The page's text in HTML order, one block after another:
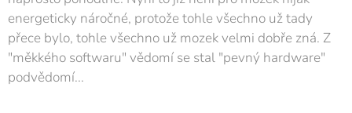
energeticky náročné, protože tohle všechno už tady
přece bylo, tohle všechno už mozek velmi dobře zná. Z
"měkkého softwaru" vědomí se stal "pevný hardware"
podvědomí...